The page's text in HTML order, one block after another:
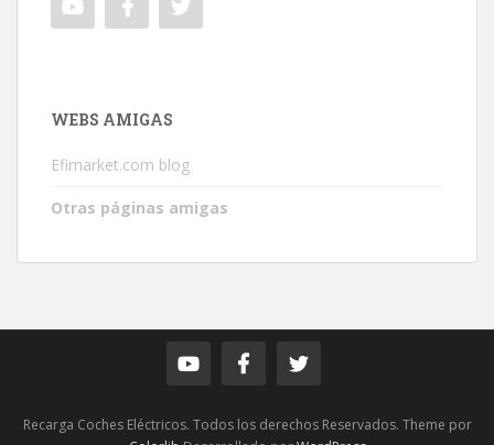
WEBS AMIGAS
Efimarket.com blog
Otras páginas amigas
Recarga Coches Eléctricos. Todos los derechos Reservados. Theme por